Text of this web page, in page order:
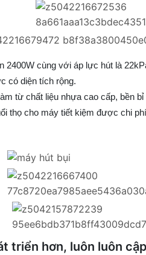
cùng với áp lực hút là
có diện tích rộng.
từ chất liệu nhựa cao cấp, bền
thọ cho máy tiết kiệm được chi
triển hơn, luôn luôn